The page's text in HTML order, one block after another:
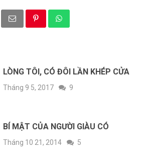
LÒNG TÔI, CÓ ĐÔI LẦN KHÉP CỬA
Tháng 9 5, 2017 9
BÍ MẬT CỦA NGƯỜI GIÀU CÓ
Tháng 10 21, 2014 5